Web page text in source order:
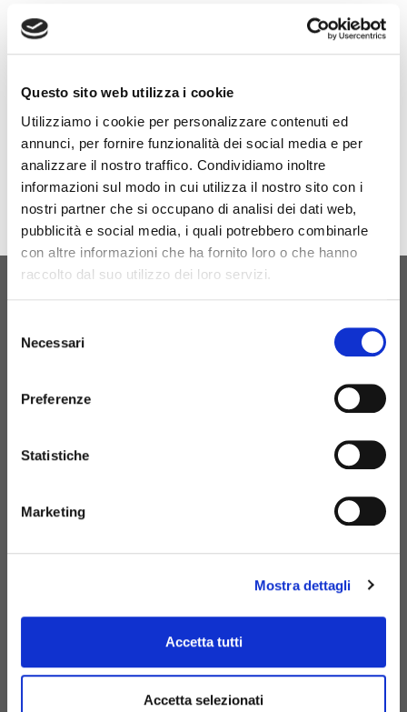
Questo sito web utilizza i cookie
Utilizziamo i cookie per personalizzare contenuti ed
annunci, per fornire funzionalità dei social media e per
analizzare il nostro traffico. Condividiamo inoltre
informazioni sul modo in cui utilizza il nostro sito con i
nostri partner che si occupano di analisi dei dati web,
pubblicità e social media, i quali potrebbero combinarle
con altre informazioni che ha fornito loro o che hanno
raccolto dal suo utilizzo dei loro servizi.
delNecessari
Preferenze
Statistiche
Marketing
Mostra dettagli
Accetta tutti
Accetta selezionati
10 GIUGNO 2025
CONTATTACI
+39 081 506 2506
S.S. APPIA KM 192,500 – 81052
PIGNATARO MAGGIORE (CE)
E-COMMERCE
CATALOGO DIGITALE